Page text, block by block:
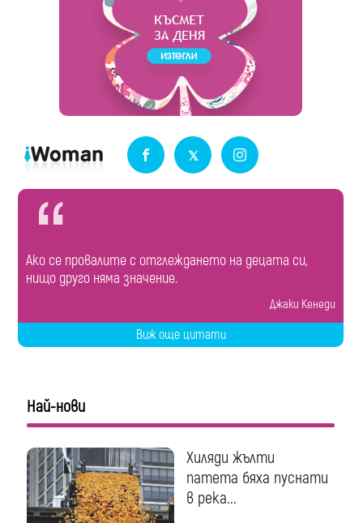
Ако се провалите с отглеждането на децата си,
нищо друго няма значение.
Джаки Кенеди
Виж още цитати
Най-нови
Хиляди жълти
патета бяха пуснати
в река...